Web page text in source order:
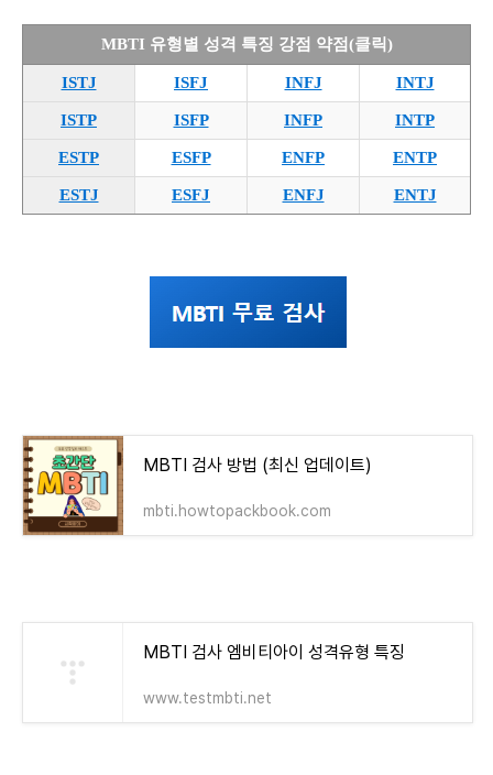
MBTI 유형별 성격 특징 강점 약점(클릭)
ISTJ ISFJ INFJ INTJ
ISTP ISFP INFP INTP
ESTP ESFP ENFP ENTP
ESTJ ESFJ ENFJ ENTJ
MBTI 검사 방법 (최신 업데이트)
mbti.howtopackbook.com
MBTI 검사 엠비티아이 성격유형 특징
www.testmbti.net